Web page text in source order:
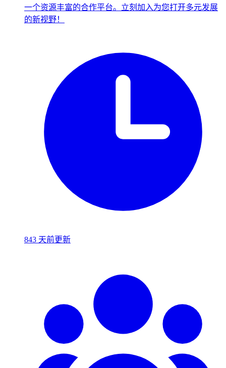
一个资源丰富的合作平台。立刻加入为您打开多元发展
的新视野！
843 天前更新